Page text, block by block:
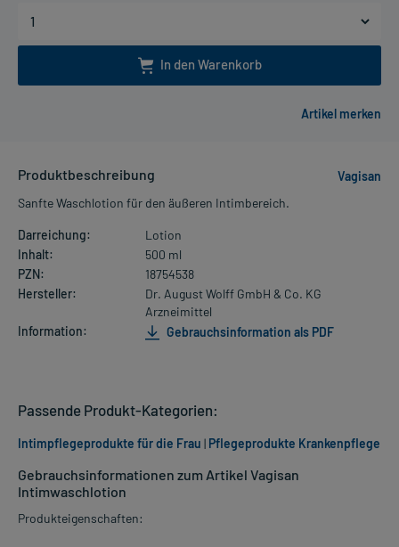
In den Warenkorb
Produktbeschreibung
Vagisan
Sanfte Waschlotion für den äußeren Intimbereich.
Darreichung:
Lotion
Inhalt:
500 ml
PZN:
18754538
Hersteller:
Dr. August Wolff GmbH & Co. KG
Arzneimittel
Information:
Gebrauchsinformation als PDF
Gebrauchsinformationen zum Artikel Vagisan
Intimwaschlotion
Produkteigenschaften:
Passende Produkt-Kategorien:
Intimpflegeprodukte für die Frau | Pflegeprodukte Krankenpflege